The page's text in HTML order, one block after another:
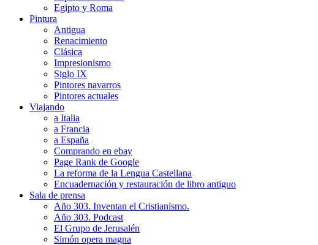
Egipto y Roma
Pintura
Antigua
Renacimiento
Clásica
Impresionismo
Siglo IX
Pintores navarros
Pintores actuales
Viajando
a Italia
a Francia
a España
Comprando en ebay
Page Rank de Google
La reforma de la Lengua Castellana
Encuadernación y restauración de libro antiguo
Sala de prensa
Año 303. Inventan el Cristianismo.
Año 303. Podcast
El Grupo de Jerusalén
Simón opera magna